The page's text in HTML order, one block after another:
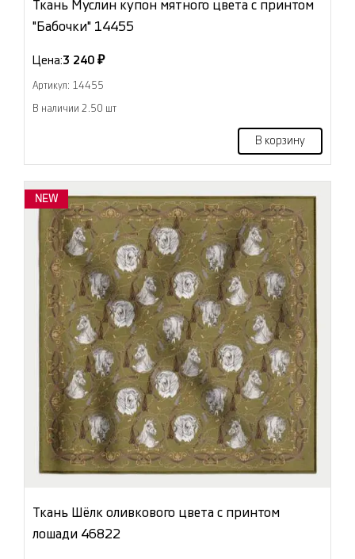
Ткань Муслин купон мятного цвета с принтом
"Бабочки" 14455
Цена:3 240 ₽
Артикул: 14455
В наличии 2.50 шт
В корзину
NEW
Ткань Шёлк оливкового цвета с принтом
лошади 46822